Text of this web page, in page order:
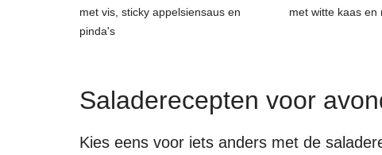
met vis, sticky appelsiensaus en
pinda's
met witte kaas en
Saladerecepten voor
Kies eens voor iets anders met de